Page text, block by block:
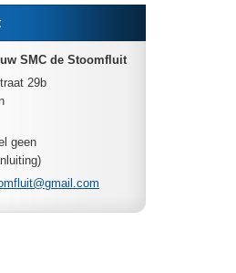
SMC de Stoomfluit
29b
geen
gmail.com